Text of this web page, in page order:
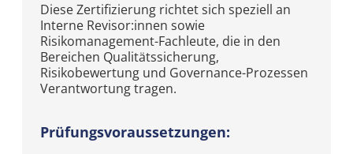
Diese Zertifizierung richtet sich speziell an
Interne Revisor:innen sowie
Risikomanagement-Fachleute, die in den
Bereichen Qualitätssicherung,
Risikobewertung und Governance-Prozessen
Verantwortung tragen.
Prüfungsvoraussetzungen: